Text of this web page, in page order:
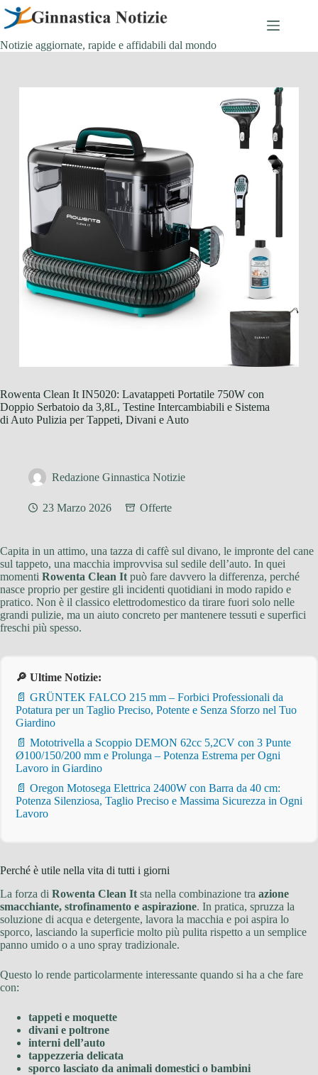
Salta
contenuto
Notizie aggiornate, rapide e affidabili dal mondo
Rowenta Clean It IN5020: Lavatappeti Portatile 750W con
Doppio Serbatoio da 3,8L, Testine Intercambiabili e Sistema
di Auto Pulizia per Tappeti, Divani e Auto
Redazione Ginnastica Notizie
23 Marzo 2026 Offerte
Capita in un attimo, una tazza di caffè sul divano, le impronte del cane
sul tappeto, una macchia improvvisa sul sedile dell’auto. In quei
momenti Rowenta Clean It può fare davvero la differenza, perché
nasce proprio per gestire gli incidenti quotidiani in modo rapido e
pratico. Non è il classico elettrodomestico da tirare fuori solo nelle
grandi pulizie, ma un aiuto concreto per mantenere tessuti e superfici
freschi più spesso.
🔎 Ultime Notizie:
📄 GRÜNTEK FALCO 215 mm – Forbici Professionali da
Potatura per un Taglio Preciso, Potente e Senza Sforzo nel Tuo
Giardino
📄 Mototrivella a Scoppio DEMON 62cc 5,2CV con 3 Punte
Ø100/150/200 mm e Prolunga – Potenza Estrema per Ogni
Lavoro in Giardino
📄 Oregon Motosega Elettrica 2400W con Barra da 40 cm:
Potenza Silenziosa, Taglio Preciso e Massima Sicurezza in Ogni
Lavoro
Perché è utile nella vita di tutti i giorni
La forza di Rowenta Clean It sta nella combinazione tra azione
smacchiante, strofinamento e aspirazione. In pratica, spruzza la
soluzione di acqua e detergente, lavora la macchia e poi aspira lo
sporco, lasciando la superficie molto più pulita rispetto a un semplice
panno umido o a uno spray tradizionale.
Questo lo rende particolarmente interessante quando si ha a che fare
con:
tappeti e moquette
divani e poltrone
interni dell’auto
tappezzeria delicata
sporco lasciato da animali domestici o bambini